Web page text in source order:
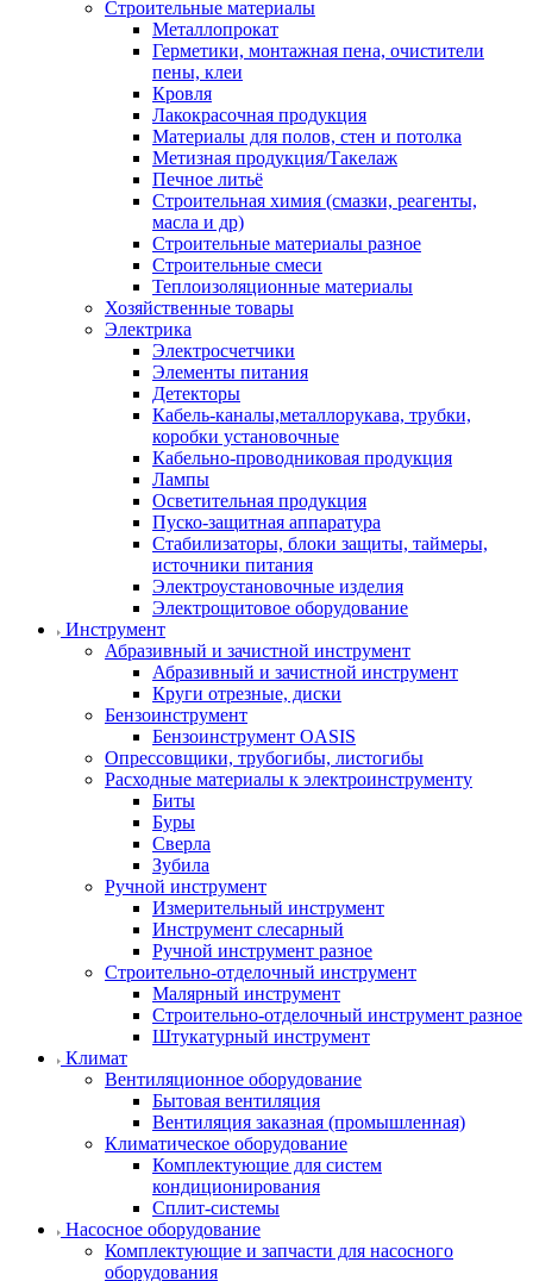
Строительные материалы
Металлопрокат
Герметики, монтажная пена, очистители
пены, клеи
Кровля
Лакокрасочная продукция
Материалы для полов, стен и потолка
Метизная продукция/Такелаж
Печное литьё
Строительная химия (смазки, реагенты,
масла и др)
Строительные материалы разное
Строительные смеси
Теплоизоляционные материалы
Хозяйственные товары
Электрика
Электросчетчики
Элементы питания
Детекторы
Кабель-каналы,металлорукава, трубки,
коробки установочные
Кабельно-проводниковая продукция
Лампы
Осветительная продукция
Пуско-защитная аппаратура
Стабилизаторы, блоки защиты, таймеры,
источники питания
Электроустановочные изделия
Электрощитовое оборудование
Инструмент
Абразивный и зачистной инструмент
Абразивный и зачистной инструмент
Круги отрезные, диски
Бензоинструмент
Бензоинструмент OASIS
Опрессовщики, трубогибы, листогибы
Расходные материалы к электроинструменту
Биты
Буры
Сверла
Зубила
Ручной инструмент
Измерительный инструмент
Инструмент слесарный
Ручной инструмент разное
Строительно-отделочный инструмент
Малярный инструмент
Строительно-отделочный инструмент разное
Штукатурный инструмент
Климат
Вентиляционное оборудование
Бытовая вентиляция
Вентиляция заказная (промышленная)
Климатическое оборудование
Комплектующие для систем
кондиционирования
Сплит-системы
Насосное оборудование
Комплектующие и запчасти для насосного
оборудования